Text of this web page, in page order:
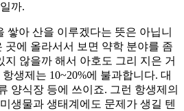
까.
쌓아 산을 이루겠다는 뜻은 아닙니
곳에 올라서서 보면 약학 분야를 좀
지 않을까 해서 아호도 그리 지은 거
생제는 10~20%에 불과합니다. 대
양식장 등에 쓰이죠. 그런 항생제의
생물과 생태계에도 문제가 생길 텐